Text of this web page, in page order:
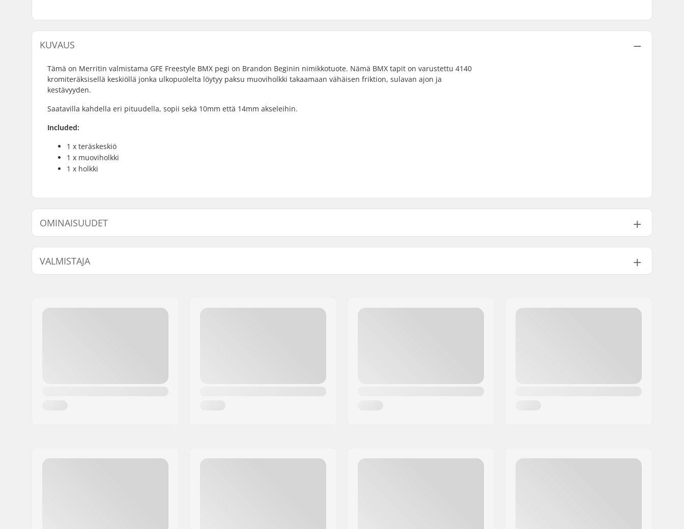
KUVAUS
Tämä on Merritin valmistama GFE Freestyle BMX pegi on Brandon Beginin nimikkotuote. Nämä BMX tapit on varustettu 4140
kromiteräksisellä keskiöllä jonka ulkopuolelta löytyy paksu muoviholkki takaamaan vähäisen friktion, sulavan ajon ja
kestävyyden.
Saatavilla kahdella eri pituudella, sopii sekä 10mm että 14mm akseleihin.
Included:
1 x teräskeskiö
1 x muoviholkki
1 x holkki
OMINAISUUDET
Akselin halkaisija:
10mm, 14mm
Pegin pituus:
Materiaali:
Muovi, Kromiteräs
Kpl per paketti:
1
Paino:
175g
VALMISTAJA